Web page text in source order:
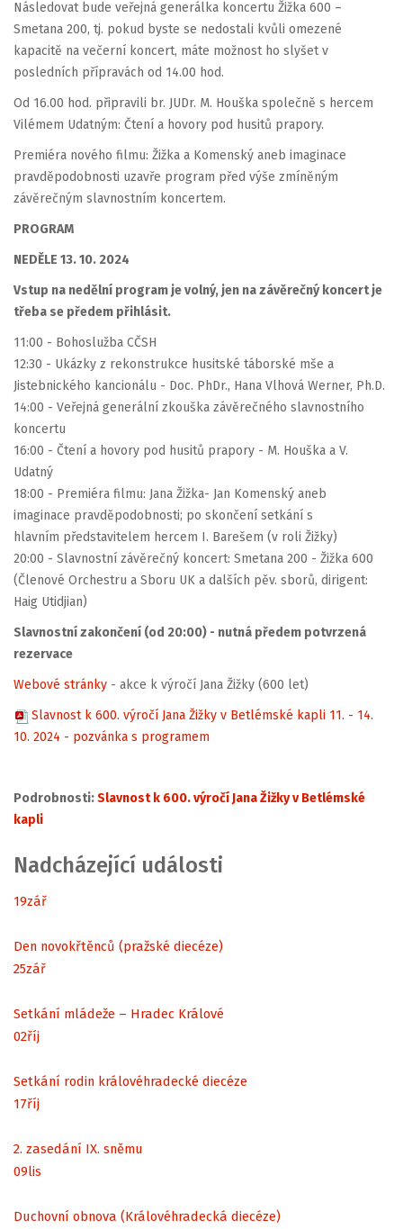
Následovat bude veřejná generálka koncertu Žižka 600 –
Smetana 200, tj. pokud byste se nedostali kvůli omezené
kapacitě na večerní koncert, máte možnost ho slyšet v
posledních přípravách od 14.00 hod.
Od 16.00 hod. připravili br. JUDr. M. Houška společně s hercem
Vilémem Udatným: Čtení a hovory pod husitů prapory.
Premiéra nového filmu: Žižka a Komenský aneb imaginace
pravděpodobnosti uzavře program před výše zmíněným
závěrečným slavnostním koncertem.
PROGRAM
NEDĚLE 13. 10. 2024
Vstup na nedělní program je volný, jen na závěrečný koncert je
třeba se předem přihlásit.
11:00 - Bohoslužba CČSH
12:30 - Ukázky z rekonstrukce husitské táborské mše a
Jistebnického kancionálu - Doc. PhDr., Hana Vlhová Werner, Ph.D.
14:00 - Veřejná generální zkouška závěrečného slavnostního
koncertu
16:00 - Čtení a hovory pod husitů prapory - M. Houška a V.
Udatný
18:00 - Premiéra filmu: Jana Žižka- Jan Komenský aneb
imaginace pravděpodobnosti; po skončení setkání s
hlavním představitelem hercem I. Barešem (v roli Žižky)
20:00 - Slavnostní závěrečný koncert: Smetana 200 - Žižka 600
(Členové Orchestru a Sboru UK a dalších pěv. sborů, dirigent:
Haig Utidjian)
Slavnostní zakončení (od 20:00) - nutná předem potvrzená
rezervace
Webové stránky - akce k výročí Jana Žižky (600 let)
Slavnost k 600. výročí Jana Žižky v Betlémské kapli 11. - 14.
10. 2024 - pozvánka s programem
Podrobnosti:Slavnost k 600. výročí Jana Žižky v Betlémské
kapli
Nadcházející události
19zář
Den novokřtěnců (pražské diecéze)
25zář
Setkání mládeže – Hradec Králové
02říj
Setkání rodin královéhradecké diecéze
17říj
2. zasedání IX. sněmu
09lis
Duchovní obnova (Královéhradecká diecéze)